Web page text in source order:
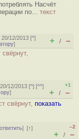
Насчёт
по... текст
20/12/2013 [^]
] + / –
свёрнут,
12/2013 [^] [^^]
]
+1
+ / –
свёрнут, показать
ответить][↑]
–2
+ / –